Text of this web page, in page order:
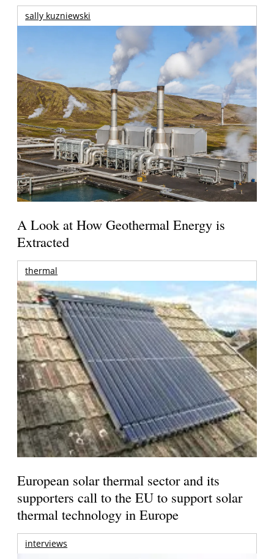
sally kuzniewski
A Look at How Geothermal Energy is
Extracted
thermal
European solar thermal sector and its
supporters call to the EU to support solar
thermal technology in Europe
interviews